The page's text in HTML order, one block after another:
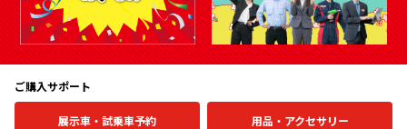
カタ
リコ
ご購入サポート
展示車・試乗車予約 用品・アクセサリー